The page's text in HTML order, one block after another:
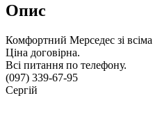
Опис
Комфортний Мерседес зі
Ціна договірна.
Всі питання по телефону.
(097) 339-67-95
Сергій